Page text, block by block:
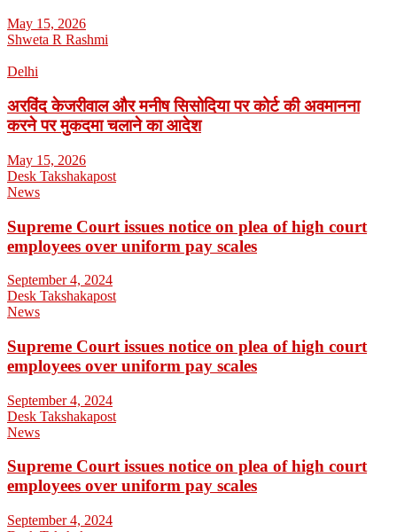
May 15, 2026
Shweta R Rashmi
Delhi
अरविंद केजरीवाल और मनीष सिसोदिया पर कोर्ट की अवमानना
करने पर मुकदमा चलाने का आदेश
May 15, 2026
Desk Takshakapost
News
Supreme Court issues notice on plea of high court
employees over uniform pay scales
September 4, 2024
Desk Takshakapost
News
Supreme Court issues notice on plea of high court
employees over uniform pay scales
September 4, 2024
Desk Takshakapost
News
Supreme Court issues notice on plea of high court
employees over uniform pay scales
September 4, 2024